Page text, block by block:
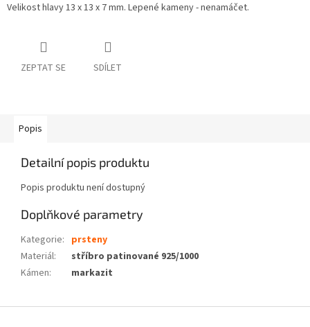
Velikost hlavy 13 x 13 x 7 mm. Lepené kameny - nenamáčet.
ZEPTAT SE SDÍLET
Popis
Detailní popis produktu
Popis produktu není dostupný
Doplňkové parametry
Kategorie: prsteny
Materiál:
stříbro patinované 925/1000
Kámen: markazit